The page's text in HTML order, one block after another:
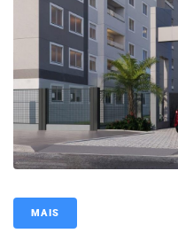
MAIS